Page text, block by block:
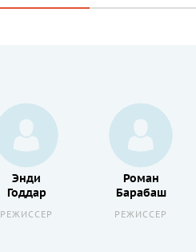
Энди
Годдар
РЕЖИССЕР
Роман
Барабаш
РЕЖИССЕР